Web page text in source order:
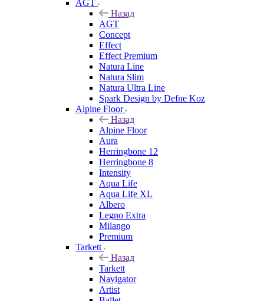
AGT
Назад
AGT
Concept
Effect
Effect Premium
Natura Line
Natura Slim
Natura Ultra Line
Spark Design by Defne Koz
Alpine Floor
Назад
Alpine Floor
Aura
Herringbone 12
Herringbone 8
Intensity
Aqua Life
Aqua Life XL
Albero
Legno Extra
Milango
Premium
Tarkett
Назад
Tarkett
Navigator
Artist